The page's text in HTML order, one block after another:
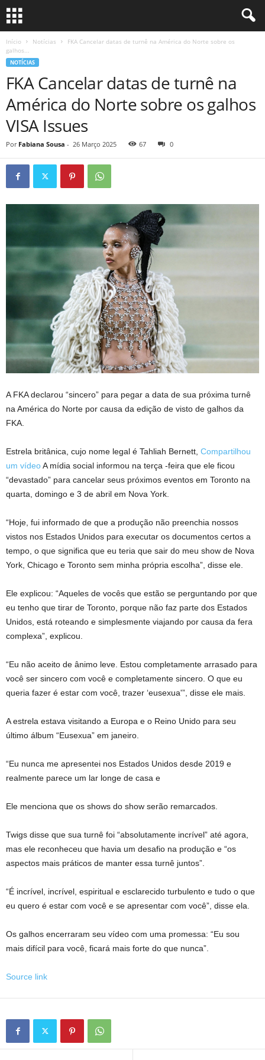
Início Notícias
FKA Cancelar datas de turnê na América do Norte sobre os
galhos...
NOTÍCIAS
FKA Cancelar datas de turnê na
América do Norte sobre os galhos
VISA Issues
Por Fabiana Sousa - 26 Março 2025 67 0
A FKA declarou “sincero” para pegar a data de sua próxima turnê
na América do Norte por causa da edição de visto de galhos da
FKA.
Estrela britânica, cujo nome legal é Tahliah Bernett, Compartilhou
um vídeoA mídia social informou na terça -feira que ele ficou
“devastado” para cancelar seus próximos eventos em Toronto na
quarta, domingo e 3 de abril em Nova York.
“Hoje, fui informado de que a produção não preenchia nossos
vistos nos Estados Unidos para executar os documentos certos a
tempo, o que significa que eu teria que sair do meu show de Nova
York, Chicago e Toronto sem minha própria escolha”, disse ele.
Ele explicou: “Aqueles de vocês que estão se perguntando por que
eu tenho que tirar de Toronto, porque não faz parte dos Estados
Unidos, está roteando e simplesmente viajando por causa da fera
complexa”, explicou.
“Eu não aceito de ânimo leve. Estou completamente arrasado para
você ser sincero com você e completamente sincero. O que eu
queria fazer é estar com você, trazer ‘eusexua'”, disse ele mais.
A estrela estava visitando a Europa e o Reino Unido para seu
último álbum “Eusexua” em janeiro.
“Eu nunca me apresentei nos Estados Unidos desde 2019 e
realmente parece um lar longe de casa e
Ele menciona que os shows do show serão remarcados.
Twigs disse que sua turnê foi “absolutamente incrível” até agora,
mas ele reconheceu que havia um desafio na produção e “os
aspectos mais práticos de manter essa turnê juntos”.
“É incrível, incrível, espiritual e esclarecido turbulento e tudo o que
eu quero é estar com você e se apresentar com você”, disse ela.
Os galhos encerraram seu vídeo com uma promessa: “Eu sou
mais difícil para você, ficará mais forte do que nunca”.
Source link